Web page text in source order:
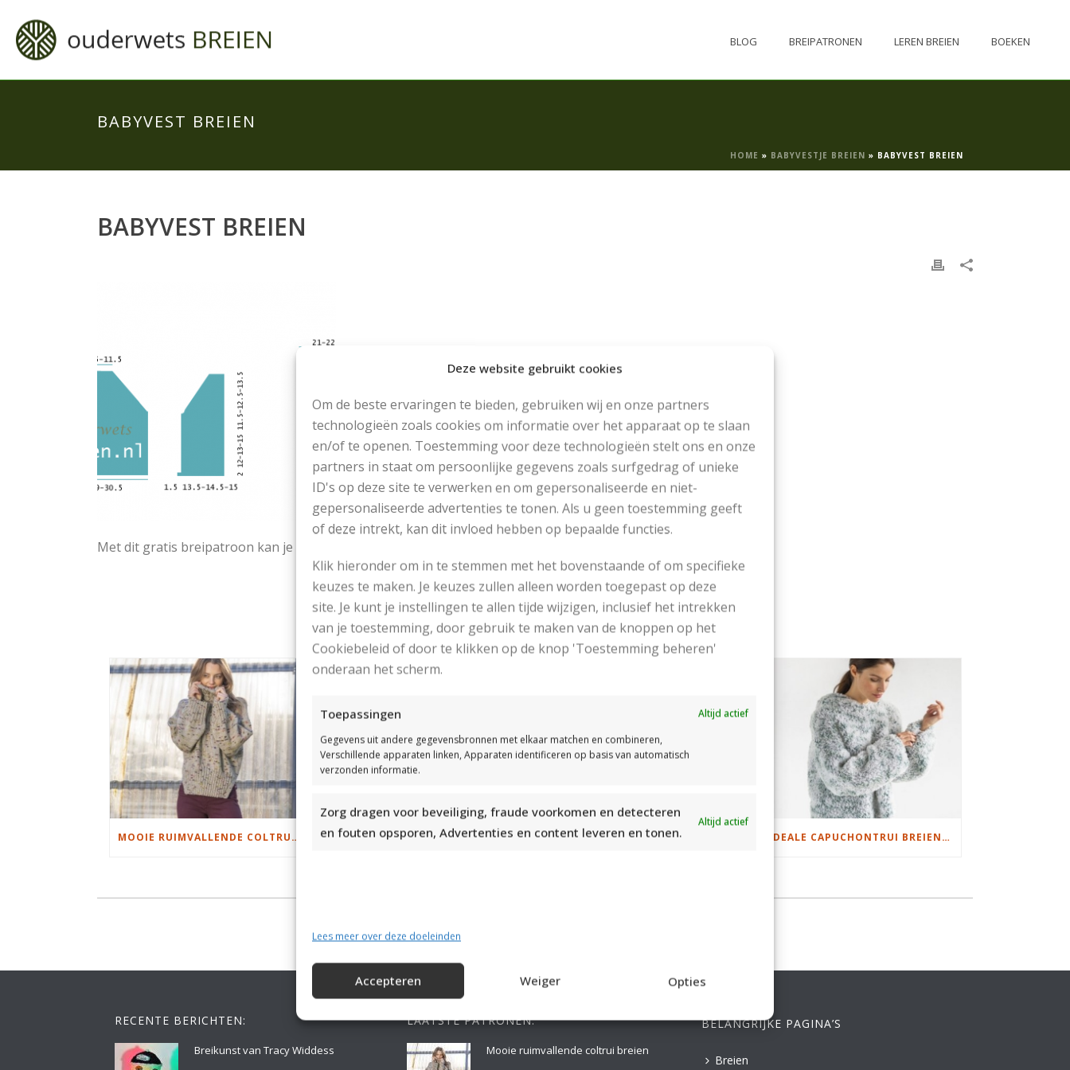
Deze website gebruikt cookies
Om de beste ervaringen te bieden, gebruiken wij en onze partners
technologieën zoals cookies om informatie over het apparaat op te slaan
en/of te openen. Toestemming voor deze technologieën stelt ons en onze
partners in staat om persoonlijke gegevens zoals surfgedrag of unieke
ID's op deze site te verwerken en om gepersonaliseerde en niet-
gepersonaliseerde advertenties te tonen. Als u geen toestemming geeft
of deze intrekt, kan dit invloed hebben op bepaalde functies.
Klik hieronder om in te stemmen met het bovenstaande of om specifieke
keuzes te maken. Je keuzes zullen alleen worden toegepast op deze
site. Je kunt je instellingen te allen tijde wijzigen, inclusief het intrekken
van je toestemming, door gebruik te maken van de knoppen op het
Cookiebeleid of door te klikken op de knop 'Toestemming beheren'
onderaan het scherm.
Toepassingen
Altijd actief
Gegevens uit andere gegevensbronnen met elkaar matchen en combineren,
Verschillende apparaten linken, Apparaten identificeren op basis van automatisch
verzonden informatie.
Zorg dragen voor beveiliging, fraude voorkomen en detecteren
en fouten opsporen, Advertenties en content leveren en tonen.
Altijd actief
Lees meer over deze doeleinden
Accepteren Weiger Opties
BLOG BREIPATRONEN LEREN BREIEN BOEKEN
BABYVEST BREIEN
HOME » BABYVESTJE BREIEN » BABYVEST BREIEN
BABYVEST BREIEN
Met dit gratis breipatroon kan je een babyvestje breien.
RECENT POSTS
MOOIE RUIMVALLENDE COLTRUI BREIEN MOOIE DIKGESTREEPTE SOKKEN BREIEN VAN DURABLE GAREN IDEALE CAPUCHONTRUI BREIEN VOOR THUIS OP DE BANK
RECENTE BERICHTEN:
Breikunst van Tracy Widdess
LAATSTE PATRONEN:
Mooie ruimvallende coltrui breien
BELANGRIJKE PAGINA’S
Breien